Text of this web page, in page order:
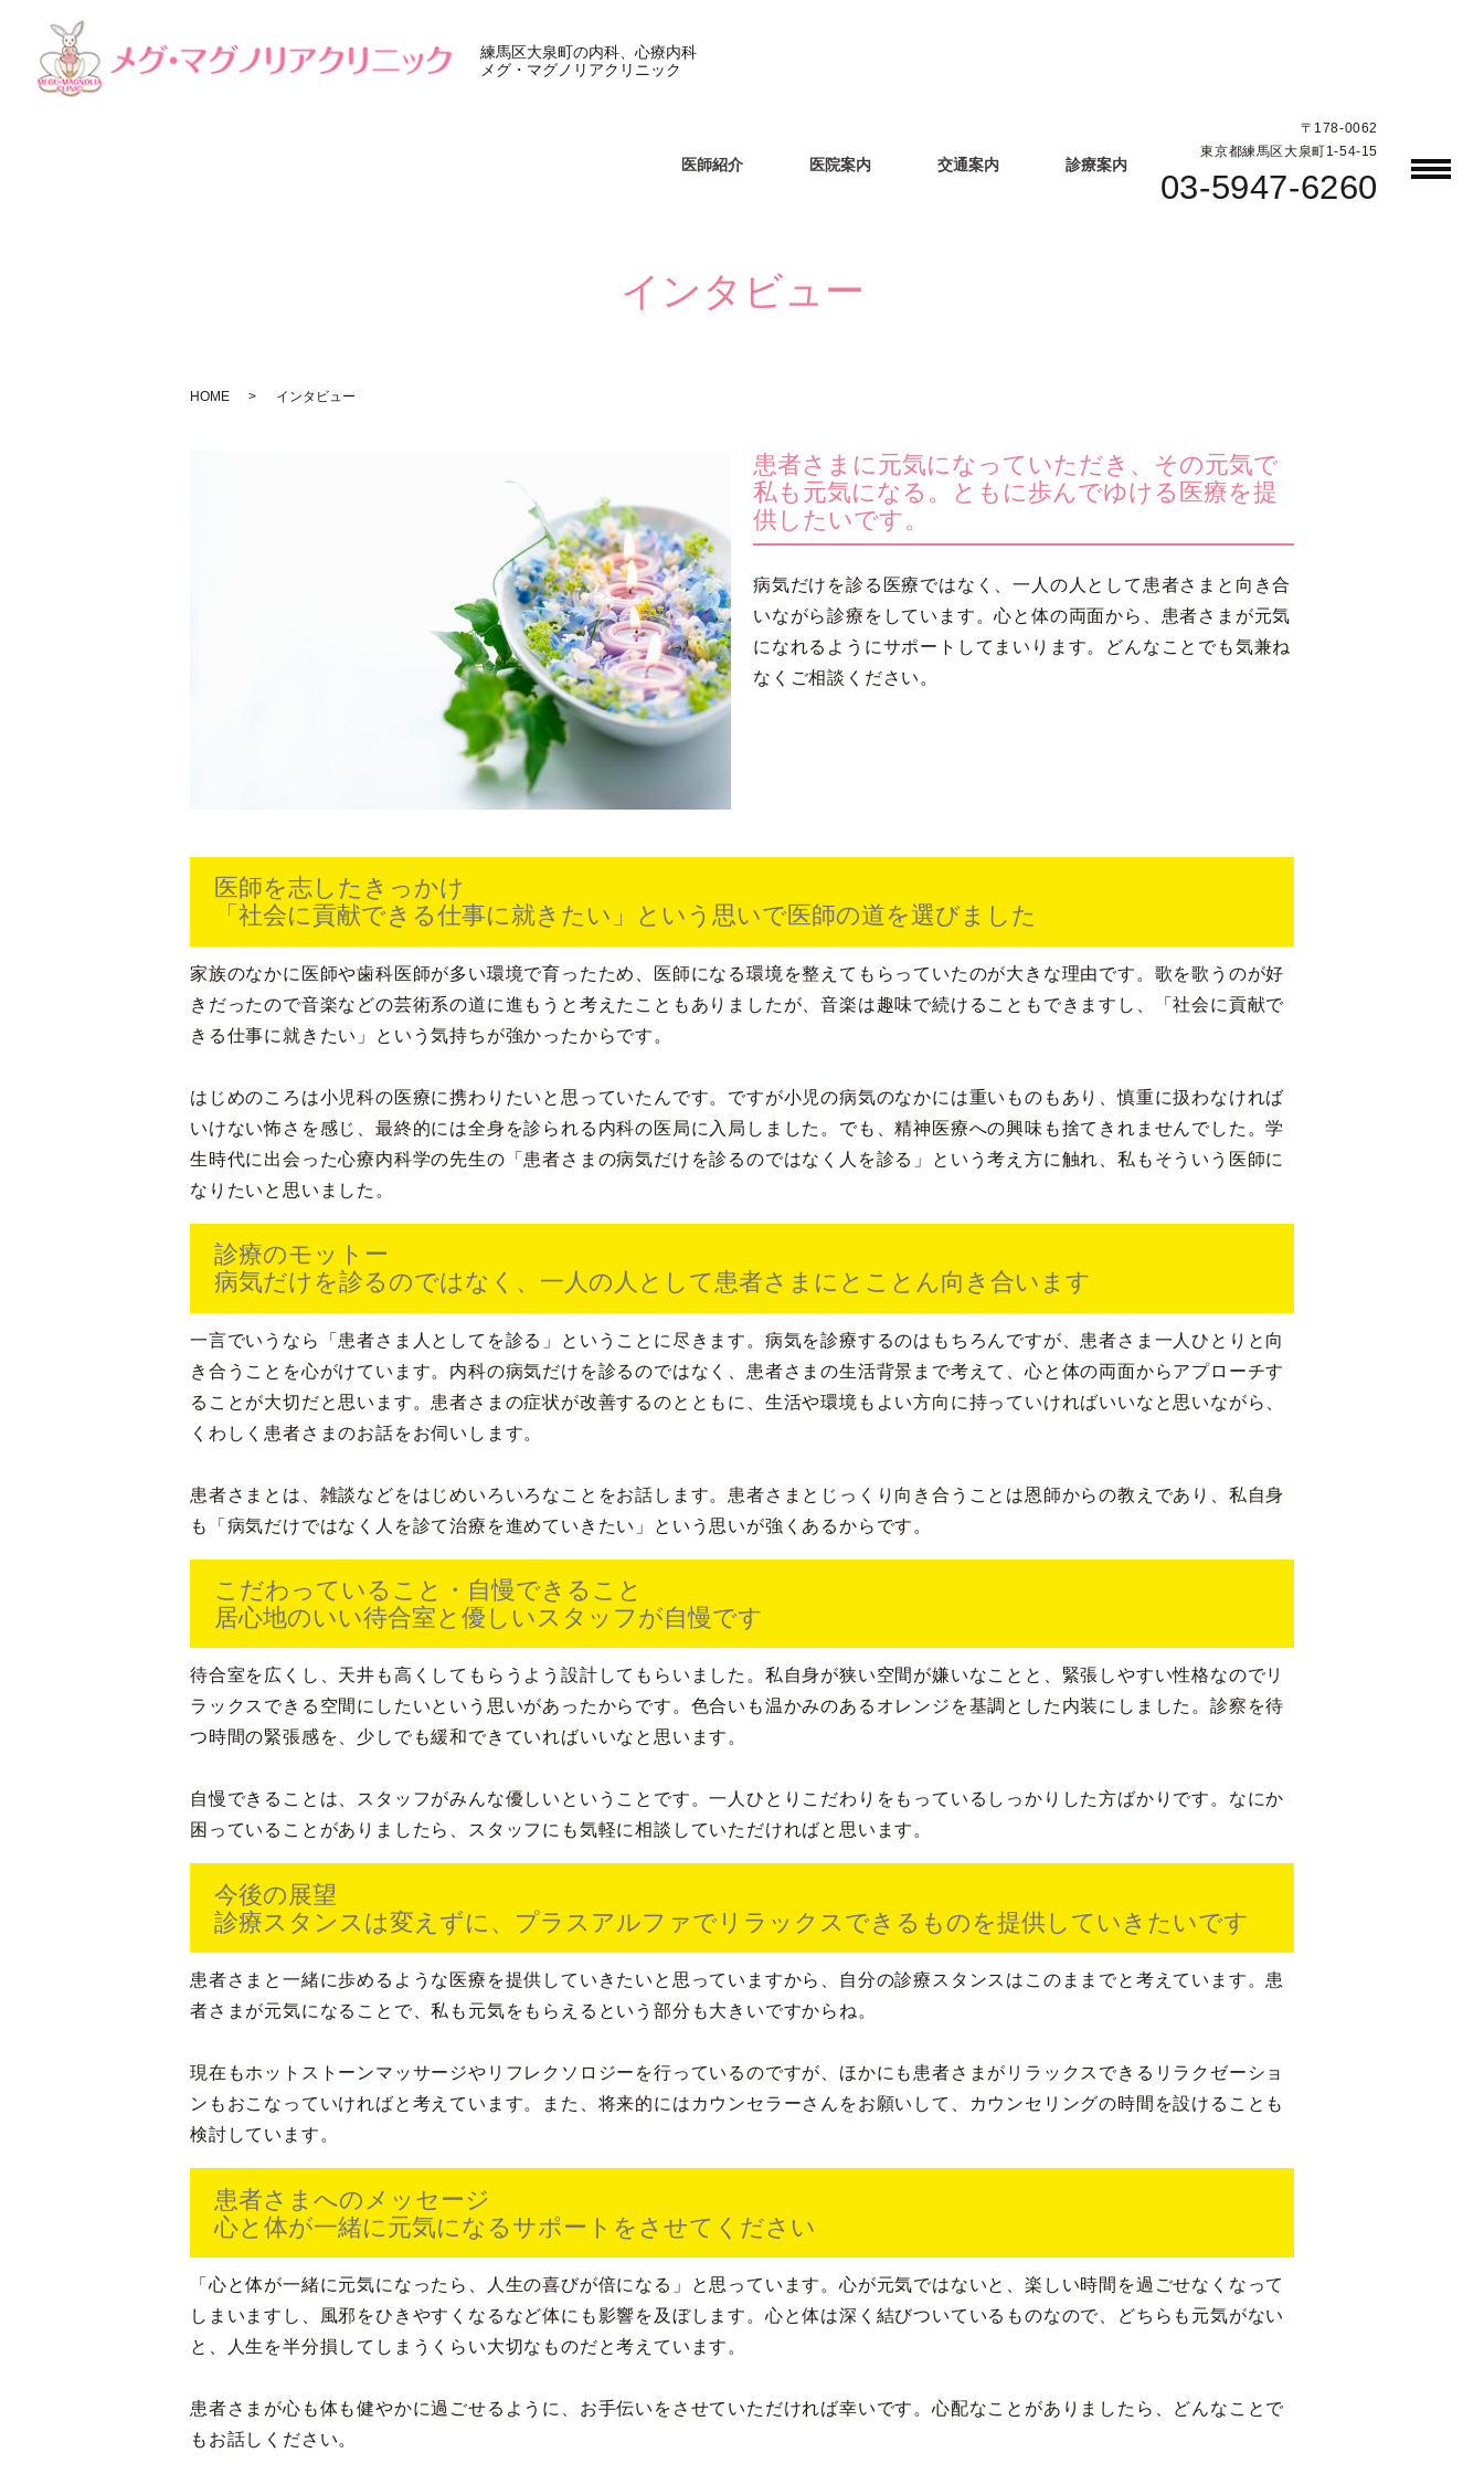
練馬区大泉町の内科、心療内科
メグ・マグノリアクリニック
医師紹介 医院案内 交通案内 診療案内
〒178-0062
東京都練馬区大泉町1-54-15
03-5947-6260
インタビュー
HOME インタビュー
患者さまに元気になっていただき、その元気で
私も元気になる。ともに歩んでゆける医療を提
供したいです。
病気だけを診る医療ではなく、一人の人として患者さまと向き合
いながら診療をしています。心と体の両面から、患者さまが元気
になれるようにサポートしてまいります。どんなことでも気兼ね
なくご相談ください。
医師を志したきっかけ
「社会に貢献できる仕事に就きたい」という思いで医師の道を選びました
家族のなかに医師や歯科医師が多い環境で育ったため、医師になる環境を整えてもらっていたのが大きな理由です。歌を歌うのが好
きだったので音楽などの芸術系の道に進もうと考えたこともありましたが、音楽は趣味で続けることもできますし、「社会に貢献で
きる仕事に就きたい」という気持ちが強かったからです。
はじめのころは小児科の医療に携わりたいと思っていたんです。ですが小児の病気のなかには重いものもあり、慎重に扱わなければ
いけない怖さを感じ、最終的には全身を診られる内科の医局に入局しました。でも、精神医療への興味も捨てきれませんでした。学
生時代に出会った心療内科学の先生の「患者さまの病気だけを診るのではなく人を診る」という考え方に触れ、私もそういう医師に
なりたいと思いました。
診療のモットー
病気だけを診るのではなく、一人の人として患者さまにとことん向き合います
一言でいうなら「患者さま人としてを診る」ということに尽きます。病気を診療するのはもちろんですが、患者さま一人ひとりと向
き合うことを心がけています。内科の病気だけを診るのではなく、患者さまの生活背景まで考えて、心と体の両面からアプローチす
ることが大切だと思います。患者さまの症状が改善するのとともに、生活や環境もよい方向に持っていければいいなと思いながら、
くわしく患者さまのお話をお伺いします。
患者さまとは、雑談などをはじめいろいろなことをお話します。患者さまとじっくり向き合うことは恩師からの教えであり、私自身
も「病気だけではなく人を診て治療を進めていきたい」という思いが強くあるからです。
こだわっていること・自慢できること
居心地のいい待合室と優しいスタッフが自慢です
待合室を広くし、天井も高くしてもらうよう設計してもらいました。私自身が狭い空間が嫌いなことと、緊張しやすい性格なのでリ
ラックスできる空間にしたいという思いがあったからです。色合いも温かみのあるオレンジを基調とした内装にしました。診察を待
つ時間の緊張感を、少しでも緩和できていればいいなと思います。
自慢できることは、スタッフがみんな優しいということです。一人ひとりこだわりをもっているしっかりした方ばかりです。なにか
困っていることがありましたら、スタッフにも気軽に相談していただければと思います。
今後の展望
診療スタンスは変えずに、プラスアルファでリラックスできるものを提供していきたいです
患者さまと一緒に歩めるような医療を提供していきたいと思っていますから、自分の診療スタンスはこのままでと考えています。患
者さまが元気になることで、私も元気をもらえるという部分も大きいですからね。
現在もホットストーンマッサージやリフレクソロジーを行っているのですが、ほかにも患者さまがリラックスできるリラクゼーショ
ンもおこなっていければと考えています。また、将来的にはカウンセラーさんをお願いして、カウンセリングの時間を設けることも
検討しています。
患者さまへのメッセージ
心と体が一緒に元気になるサポートをさせてください
「心と体が一緒に元気になったら、人生の喜びが倍になる」と思っています。心が元気ではないと、楽しい時間を過ごせなくなって
しまいますし、風邪をひきやすくなるなど体にも影響を及ぼします。心と体は深く結びついているものなので、どちらも元気がない
と、人生を半分損してしまうくらい大切なものだと考えています。
患者さまが心も体も健やかに過ごせるように、お手伝いをさせていただければ幸いです。心配なことがありましたら、どんなことで
もお話しください。